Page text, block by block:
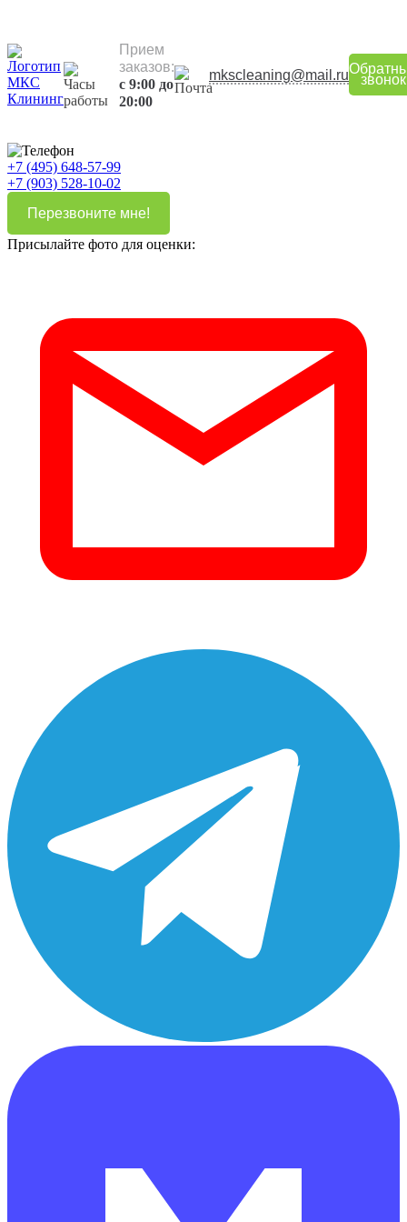
Прием
заказов:
с 9:00 до
20:00
mkscleaning@mail.ru звонок
+7 (495) 648-57-99
+7 (903) 528-10-02
Перезвоните мне!
Присылайте фото для оценки: